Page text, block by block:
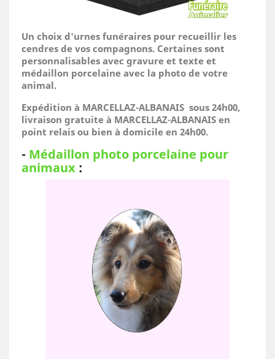
Un choix d'urnes funéraires pour recueillir les
cendres de vos compagnons. Certaines sont
personnalisables avec gravure et texte et
médaillon porcelaine avec la photo de votre
animal.
Expédition à MARCELLAZ-ALBANAIS sous 24h00,
livraison gratuite à MARCELLAZ-ALBANAIS en
point relais ou bien à domicile en 24h00.
- Médaillon photo porcelaine pour
animaux :